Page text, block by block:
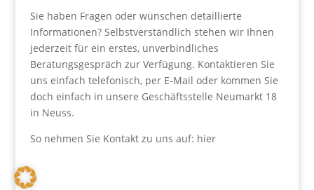
Sie haben Fragen oder wünschen detaillierte
Informationen? Selbstverständlich stehen wir Ihnen
jederzeit für ein erstes, unverbindliches
Beratungsgespräch zur Verfügung. Kontaktieren Sie
uns einfach telefonisch, per E-Mail oder kommen Sie
doch einfach in unsere Geschäftsstelle Neumarkt 18
in Neuss.
So nehmen Sie Kontakt zu uns auf: hier